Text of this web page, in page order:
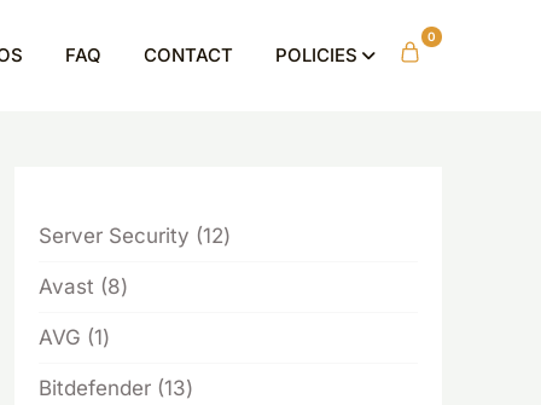
FAQ CONTACT POLICIES
0
Server Security 1212
Avast
88
AVG 11
Bitdefender 1313